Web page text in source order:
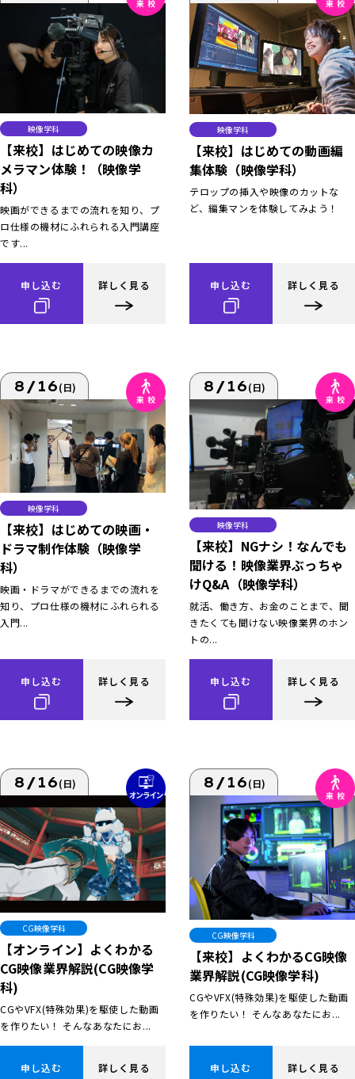
映像学科
【来校】はじめての映像カ
メラマン体験！（映像学
科）
映画ができるまでの流れを知り、プ
ロ仕様の機材にふれられる入門講座
です...
申し込む 詳しく見る
映像学科
【来校】はじめての動画編
集体験（映像学科）
テロップの挿入や映像のカットな
ど、編集マンを体験してみよう！
申し込む 詳しく見る
8/16(日)
映像学科
【来校】はじめての映画・
ドラマ制作体験（映像学
科）
映画・ドラマができるまでの流れを
知り、プロ仕様の機材にふれられる
入門...
申し込む 詳しく見る
8/16(日)
映像学科
【来校】NGナシ！なんでも
聞ける！映像業界ぶっちゃ
けQ&A（映像学科）
就活、働き方、お金のことまで、聞
きたくても聞けない映像業界のホン
トの...
申し込む 詳しく見る
8/16(日)
CG映像学科
【オンライン】よくわかる
CG映像業界解説(CG映像学
科)
CGやVFX(特殊効果)を駆使した動画
を作りたい！ そんなあなたにお...
申し込む 詳しく見る
8/16(日)
CG映像学科
【来校】よくわかるCG映像
業界解説(CG映像学科)
CGやVFX(特殊効果)を駆使した動画
を作りたい！ そんなあなたにお...
申し込む 詳しく見る